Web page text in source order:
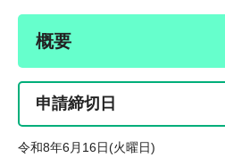
概要
申請締切日
令和8年6月16日(火曜日)